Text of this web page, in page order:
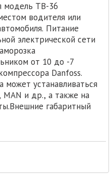
модель TB-36
водителя или
Питание
электрической сети
от 10 до -7
Danfoss.
устанавливаться
MAN и др., а также на
габаритный